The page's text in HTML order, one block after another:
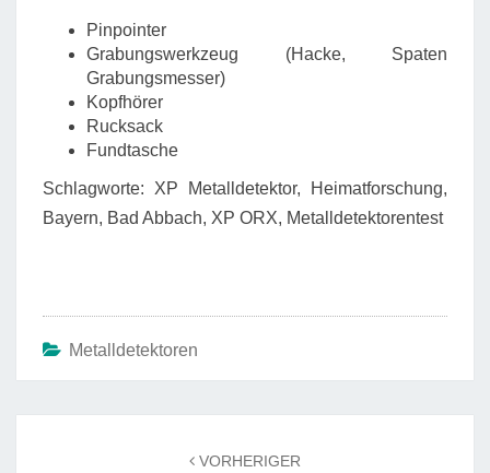
Pinpointer
Grabungswerkzeug (Hacke, Spaten
Grabungsmesser)
Kopfhörer
Rucksack
Fundtasche
Schlagworte: XP Metalldetektor, Heimatforschung,
Bayern, Bad Abbach, XP ORX, Metalldetektorentest
Metalldetektoren
VORHERIGER